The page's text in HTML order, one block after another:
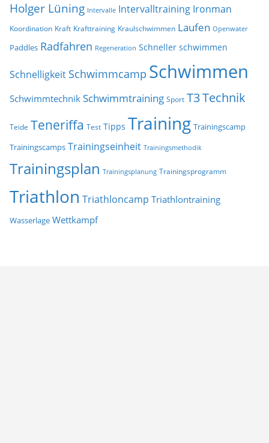
Holger Lüning Intervalle Intervalltraining Ironman
Koordination Kraft Krafttraining Kraulschwimmen Laufen Openwater
Paddles Radfahren Regeneration Schneller schwimmen
Schnelligkeit Schwimmcamp Schwimmen
Schwimmtechnik Schwimmtraining Sport T3Technik
Teide Teneriffa Test Tipps Training Trainingscamp
Trainingscamps Trainingseinheit Trainingsmethodik
Trainingsplan Trainingsplanung Trainingsprogramm
Triathlon Triathloncamp Triathlontraining
Wasserlage Wettkampf